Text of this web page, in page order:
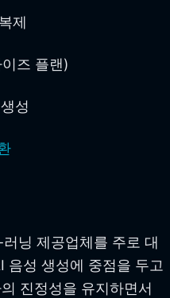
제
즈 플랜)
성
닝 제공업체를 주로 대
음성 생성에 중점을 두고
진정성을 유지하면서